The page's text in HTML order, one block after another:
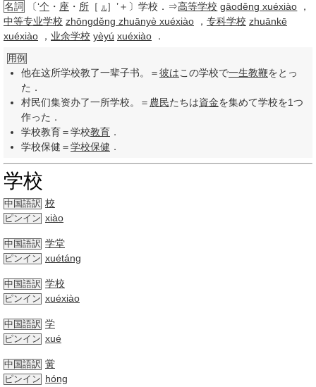
名詞 〔‘个 ・ 座 ・ 所 ［ 儿 ］’＋〕学校．⇒高等学校 gāoděng xuéxiào ，
中等专业学校 zhōngděng zhuānyè xuéxiào ， 专科学校 zhuānkē
xuéxiào ， 业余学校 yèyú xuéxiào ．
用例
他在这所学校教了一辈子书。＝彼はこの学校で一生教鞭をとっ
た．
村民们集资办了一所学校。＝ 農民たちは資金を集めて学校を1つ
作った．
学校教育＝学校教育 ．
学校保健＝学校保健 ．
学校
中国語訳 校
ピンイン xiào
中国語訳 学堂
ピンイン xuétáng
中国語訳 学校
ピンイン xuéxiào
中国語訳 学
ピンイン xué
中国語訳 黉
ピンイン hóng